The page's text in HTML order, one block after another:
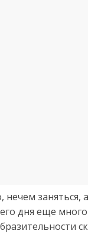
нечем заняться,
дня еще